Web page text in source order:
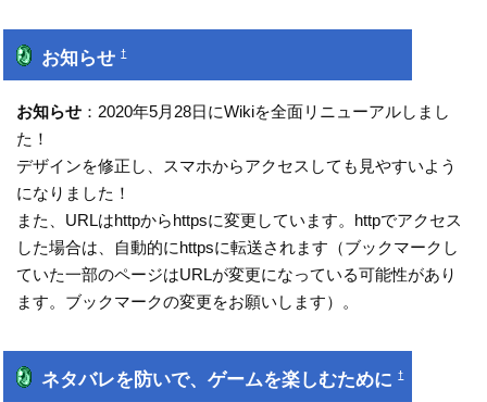
お知らせ†
お知らせ ：2020年5月28日にWikiを全面リニューアルしまし
た！
デザインを修正し、スマホからアクセスしても見やすいよう
になりました！
また、URLはhttpからhttpsに変更しています。httpでアクセス
した場合は、自動的にhttpsに転送されます（ブックマークし
ていた一部のページはURLが変更になっている可能性があり
ます。ブックマークの変更をお願いします）。
ネタバレを防いで、ゲームを楽しむために†